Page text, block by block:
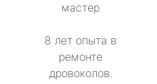
мастер
8 лет опыта в
ремонте
дровоколов.